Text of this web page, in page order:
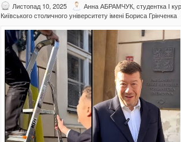
Листопад 10, 2025
Анна АБРАМЧУК, студентка І
Київського столичного університету імені Бориса Грінченка